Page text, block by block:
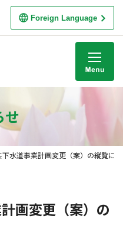
Foreign Language
せ
下水道事業計画変更（案）の縦覧に
画変更（案）の